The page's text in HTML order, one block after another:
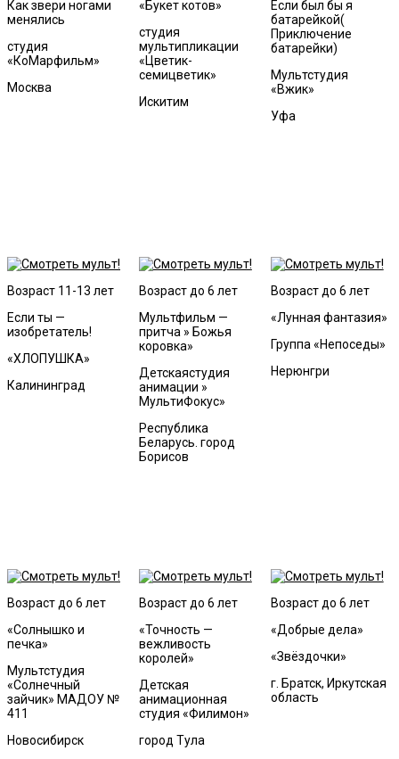
Как звери ногами
менялись
студия
«КоМарфильм»
Москва
«Букет котов»
студия
мультипликации
«Цветик-
семицветик»
Искитим
Если был бы я
батарейкой(
Приключение
батарейки)
Мультстудия
«Вжик»
Уфа
Возраст 11-13 лет
Если ты —
изобретатель!
«ХЛОПУШКА»
Калининград
Возраст до 6 лет
Мультфильм —
притча » Божья
коровка»
Детскаястудия
анимации »
МультиФокус»
Республика
Беларусь. город
Борисов
Возраст до 6 лет
«Лунная фантазия»
Группа «Непоседы»
Нерюнгри
Возраст до 6 лет
«Солнышко и
печка»
Мультстудия
«Солнечный
зайчик» МАДОУ №
411
Новосибирск
Возраст до 6 лет
«Точность —
вежливость
королей»
Детская
анимационная
студия «Филимон»
город Тула
Возраст до 6 лет
«Добрые дела»
«Звёздочки»
г. Братск, Иркутская
область